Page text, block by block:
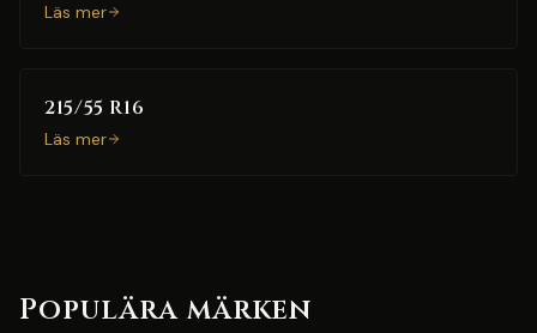
Läs mer
215/55 R16
Läs mer
Populära märken